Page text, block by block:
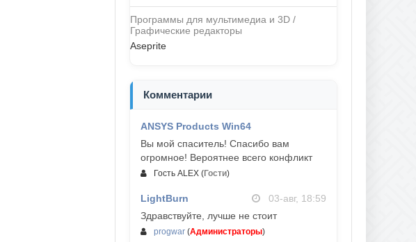
Программы для мультимедиа и 3D /
Графические редакторы
Aseprite
Комментарии
ANSYS Products Win64
Вы мой спаситель! Спасибо вам
огромное! Вероятнее всего конфликт
Гость ALEX (Гости)
LightBurn
03-авг, 18:59
Здравствуйте, лучше не стоит
progwar (Администраторы)